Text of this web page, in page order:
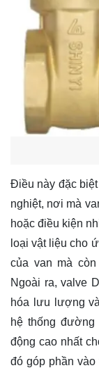
Điều này đặc
nghiệt, nơi mà
hoặc điều kiện
loại vật liệu cho
của van mà
Ngoài ra, valve
hóa lưu lượng
hệ thống
động cao nhất
đó góp phần